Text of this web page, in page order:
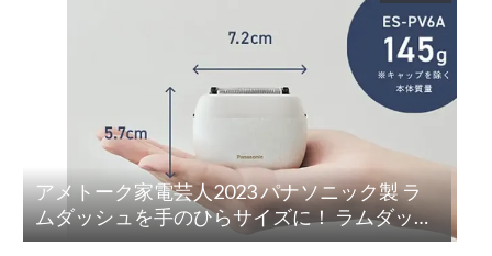
アメトーク家電芸人2023 パナソニック製 ラ
ムダッシュを手のひらサイズに！ ラムダッシ
ュ パームイン5枚刃(ES-PV3A-K)